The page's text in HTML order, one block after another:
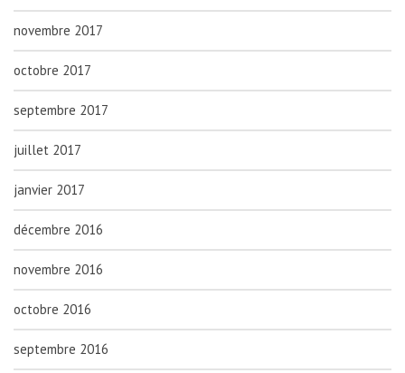
novembre 2017
octobre 2017
septembre 2017
juillet 2017
janvier 2017
décembre 2016
novembre 2016
octobre 2016
septembre 2016